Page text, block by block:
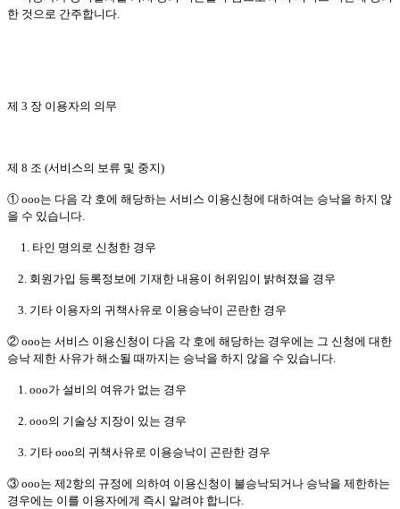
한 것으로 간주합니다.
제 3 장 이용자의 의무
제 8 조 (서비스의 보류 및 중지)
① ooo는 다음 각 호에 해당하는 서비스 이용신청에 대하여는 승낙을 하지 않
을 수 있습니다.
1. 타인 명의로 신청한 경우
2. 회원가입 등록정보에 기재한 내용이 허위임이 밝혀졌을 경우
3. 기타 이용자의 귀책사유로 이용승낙이 곤란한 경우
② ooo는 서비스 이용신청이 다음 각 호에 해당하는 경우에는 그 신청에 대한
승낙 제한 사유가 해소될 때까지는 승낙을 하지 않을 수 있습니다.
1. ooo가 설비의 여유가 없는 경우
2. ooo의 기술상 지장이 있는 경우
3. 기타 ooo의 귀책사유로 이용승낙이 곤란한 경우
③ ooo는 제2항의 규정에 의하여 이용신청이 불승낙되거나 승낙을 제한하는
경우에는 이를 이용자에게 즉시 알려야 합니다.